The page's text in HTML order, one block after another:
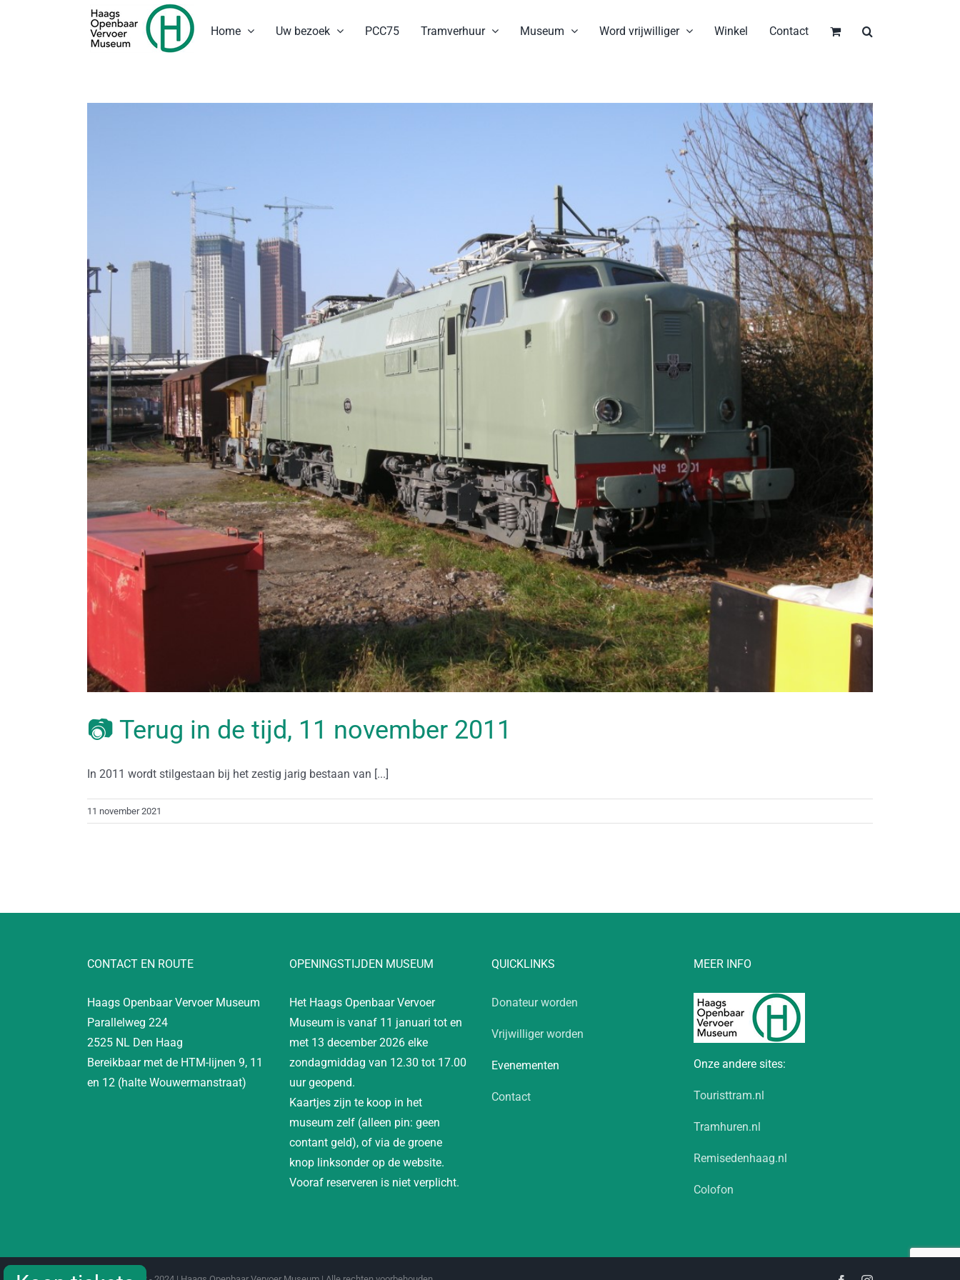
Home Uw bezoek PCC75 Tramverhuur Museum Word vrijwilliger Winkel Contact
📷 Terug in de tijd, 11 november 2011
In 2011 wordt stilgestaan bij het zestig jarig bestaan van [...]
11 november 2021
CONTACT EN ROUTE
Haags Openbaar Vervoer Museum
Parallelweg 224
2525 NL Den Haag
Bereikbaar met de HTM-lijnen 9, 11
en 12 (halte Wouwermanstraat)
OPENINGSTIJDEN MUSEUM
Het Haags Openbaar Vervoer
Museum is vanaf 11 januari tot en
met 13 december 2026 elke
zondagmiddag van 12.30 tot 17.00
uur geopend.
Kaartjes zijn te koop in het
museum zelf (alleen pin: geen
contant geld), of via de groene
knop linksonder op de website.
Vooraf reserveren is niet verplicht.
QUICKLINKS
Donateur worden
Vrijwilliger worden
Evenementen
Contact
MEER INFO
Onze andere sites:
Touristtram.nl
Tramhuren.nl
Remisedenhaag.nl
Colofon